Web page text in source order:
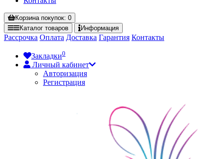
Корзинапокупок: 0
Каталог товаров Информация
Рассрочка Оплата Доставка Гарантия Контакты
Закладки0
Личный кабинет
Авторизация
Регистрация